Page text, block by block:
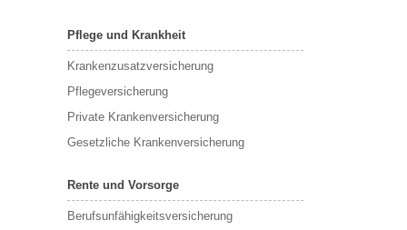
Pflege und Krankheit
Krankenzusatzversicherung
Pflegeversicherung
Private Krankenversicherung
Gesetzliche Krankenversicherung
Rente und Vorsorge
Berufs­unfähigkeitsversicherung